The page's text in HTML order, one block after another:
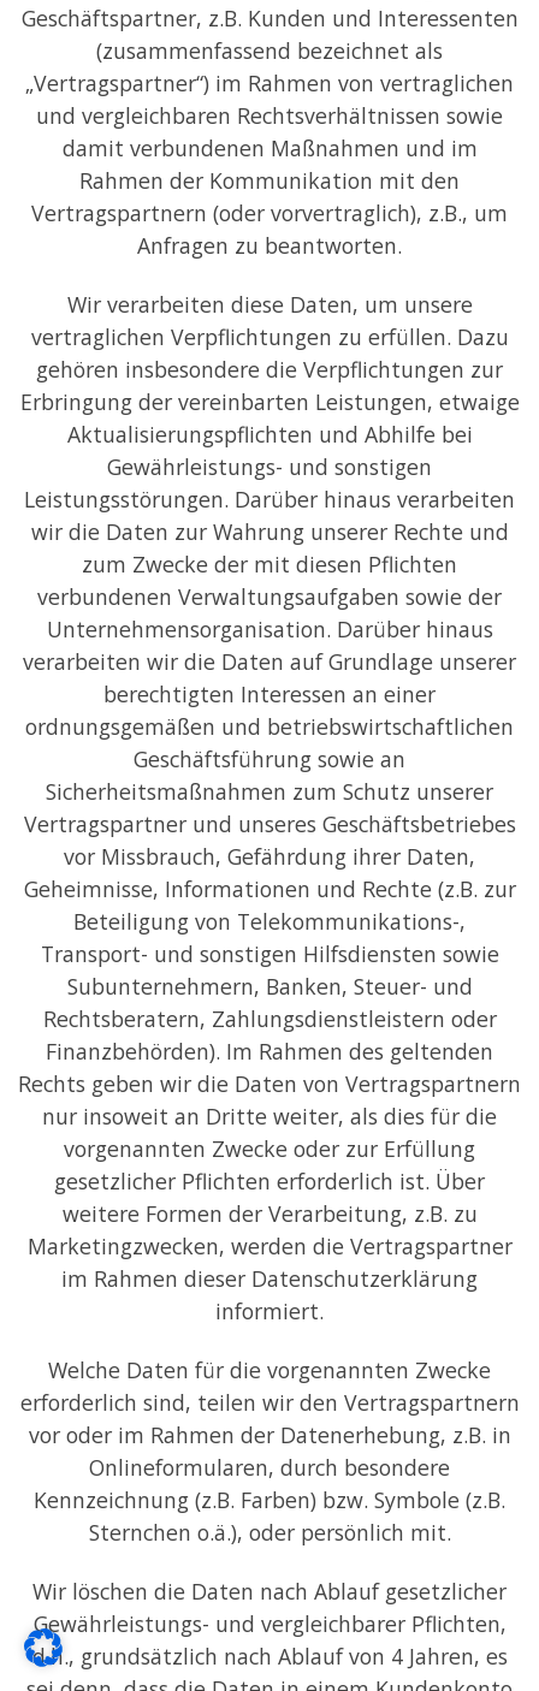
Geschäftspartner, z.B. Kunden und Interessenten
(zusammenfassend bezeichnet als
„Vertragspartner“) im Rahmen von vertraglichen
und vergleichbaren Rechtsverhältnissen sowie
damit verbundenen Maßnahmen und im
Rahmen der Kommunikation mit den
Vertragspartnern (oder vorvertraglich), z.B., um
Anfragen zu beantworten.
Wir verarbeiten diese Daten, um unsere
vertraglichen Verpflichtungen zu erfüllen. Dazu
gehören insbesondere die Verpflichtungen zur
Erbringung der vereinbarten Leistungen, etwaige
Aktualisierungspflichten und Abhilfe bei
Gewährleistungs- und sonstigen
Leistungsstörungen. Darüber hinaus verarbeiten
wir die Daten zur Wahrung unserer Rechte und
zum Zwecke der mit diesen Pflichten
verbundenen Verwaltungsaufgaben sowie der
Unternehmensorganisation. Darüber hinaus
verarbeiten wir die Daten auf Grundlage unserer
berechtigten Interessen an einer
ordnungsgemäßen und betriebswirtschaftlichen
Geschäftsführung sowie an
Sicherheitsmaßnahmen zum Schutz unserer
Vertragspartner und unseres Geschäftsbetriebes
vor Missbrauch, Gefährdung ihrer Daten,
Geheimnisse, Informationen und Rechte (z.B. zur
Beteiligung von Telekommunikations-,
Transport- und sonstigen Hilfsdiensten sowie
Subunternehmern, Banken, Steuer- und
Rechtsberatern, Zahlungsdienstleistern oder
Finanzbehörden). Im Rahmen des geltenden
Rechts geben wir die Daten von Vertragspartnern
nur insoweit an Dritte weiter, als dies für die
vorgenannten Zwecke oder zur Erfüllung
gesetzlicher Pflichten erforderlich ist. Über
weitere Formen der Verarbeitung, z.B. zu
Marketingzwecken, werden die Vertragspartner
im Rahmen dieser Datenschutzerklärung
informiert.
Welche Daten für die vorgenannten Zwecke
erforderlich sind, teilen wir den Vertragspartnern
vor oder im Rahmen der Datenerhebung, z.B. in
Onlineformularen, durch besondere
Kennzeichnung (z.B. Farben) bzw. Symbole (z.B.
Sternchen o.ä.), oder persönlich mit.
Wir löschen die Daten nach Ablauf gesetzlicher
Gewährleistungs- und vergleichbarer Pflichten,
d.h., grundsätzlich nach Ablauf von 4 Jahren, es